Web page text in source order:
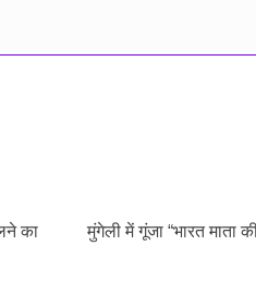
का
मुंगेली में गूंजा “भारत